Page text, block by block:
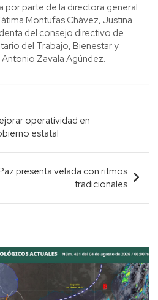
por parte de la directora general
Montufas Chávez, Justina
del consejo directivo de
del Trabajo, Bienestar y
Zavala Agúndez.
operatividad en
estatal
presenta velada con ritmos
tradicionales